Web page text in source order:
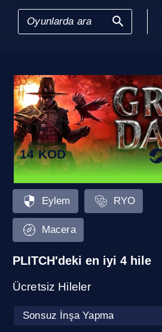
14 KOD
Eylem RYO
Macera
PLITCH'deki en iyi 4 hile
Ücretsiz Hileler
Sonsuz İnşa Yapma